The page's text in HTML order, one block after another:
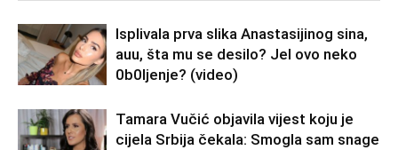
Isplivala prva slika Anastasijinog sina,
auu, šta mu se desilo? Jel ovo neko
0b0Ijenje? (video)
Tamara Vučić objavila vijest koju je
cijela Srbija čekala: Smogla sam snage